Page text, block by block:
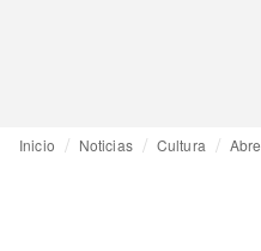
Inicio Noticias Cultura